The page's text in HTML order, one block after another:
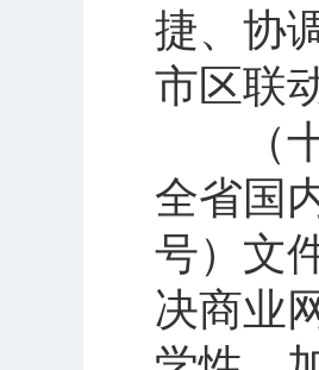
捷、协
市区联
（十
全省国
号）文
决商业